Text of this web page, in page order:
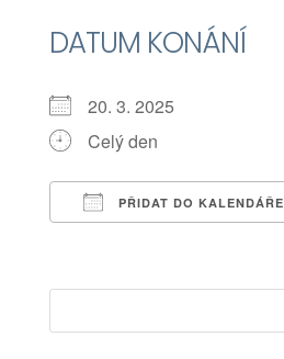
DATUM KONÁNÍ
20. 3. 2025
Celý den
PŘIDAT DO KALENDÁŘE